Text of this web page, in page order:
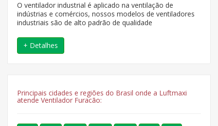
O ventilador industrial é aplicado na ventilação de
indústrias e comércios, nossos modelos de ventiladores
industriais são de alto padrão de qualidade
+ Detalhes
Principais cidades e regiões do Brasil onde a Luftmaxi
atende Ventilador Furacão: